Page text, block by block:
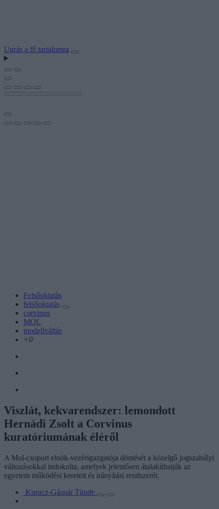
Ugrás a fő tartalomra
Felsőoktatás
felsőoktatás
corvinus
MOL
modellváltás
+0
Viszlát, kekvarendszer: lemondott
Hernádi Zsolt a Corvinus
kuratóriumának éléről
A Mol-csoport elnök-vezérigazgatója döntését a közelgő jogszabályi
változásokkal indokolta, amelyek jelentősen átalakíthatják az
egyetem működési kereteit és irányítási rendszerét.
Kurucz-Gáspár Tünde